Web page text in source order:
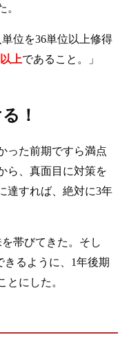
位を36単位以上修得
上であること。」
！
った前期ですら満点
ら、真面目に対策を
達すれば、絶対に3年
帯びてきた。そし
きるように、1年後期
とにした。